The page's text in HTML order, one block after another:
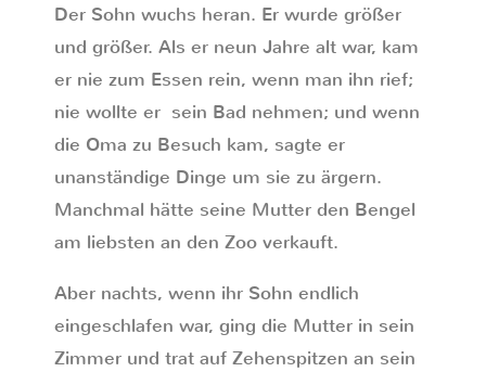
Der Sohn wuchs heran. Er wurde größer
und größer. Als er neun Jahre alt war, kam
er nie zum Essen rein, wenn man ihn rief;
nie wollte er sein Bad nehmen; und wenn
die Oma zu Besuch kam, sagte er
unanständige Dinge um sie zu ärgern.
Manchmal hätte seine Mutter den Bengel
am liebsten an den Zoo verkauft.
Aber nachts, wenn ihr Sohn endlich
eingeschlafen war, ging die Mutter in sein
Zimmer und trat auf Zehenspitzen an sein